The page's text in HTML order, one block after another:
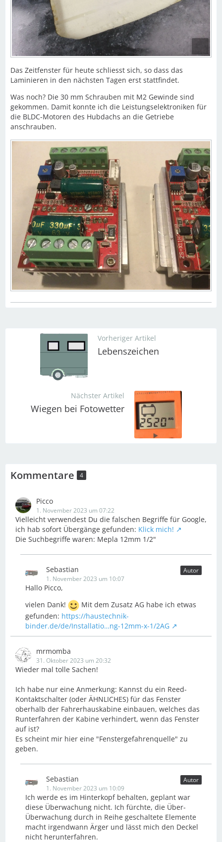
Das Zeitfenster für heute schliesst sich, so dass das
Laminieren in den nächsten Tagen erst stattfindet.
Was noch? Die 30 mm Schrauben mit M2 Gewinde sind
gekommen. Damit konnte ich die Leistungselektroniken für
die BLDC-Motoren des Hubdachs an die Getriebe
anschrauben.
Vorheriger Artikel
Lebenszeichen
Nächster Artikel
Wiegen bei Fotowetter
Kommentare 4
Picco
1. November 2023 um 07:22
Vielleicht verwendest Du die falschen Begriffe für Google,
ich hab sofort Übergänge gefunden: Klick mich!
Die Suchbegriffe waren: Mepla 12mm 1/2"
Sebastian
1. November 2023 um 10:07
Autor
Hallo Picco,
vielen Dank!
Mit dem Zusatz AG habe ich etwas
gefunden: https://haustechnik-
binder.de/de/Installatio…ng-12mm-x-1/2AG
mrmomba
31. Oktober 2023 um 20:32
Wieder mal tolle Sachen!
Ich habe nur eine Anmerkung: Kannst du ein Reed-
Kontaktschalter (oder ÄHNLICHES) für das Fenster
oberhalb der Fahrerhauskabine einbauen, welches das
Runterfahren der Kabine verhindert, wenn das Fenster
auf ist?
Es scheint mir hier eine "Fenstergefahrenquelle" zu
geben.
Sebastian
1. November 2023 um 10:09
Autor
Ich werde es im Hinterkopf behalten, geplant war
diese Überwachung nicht. Ich fürchte, die Über-
Überwachung durch in Reihe geschaltete Elemente
macht irgendwann Ärger und lässt mich den Deckel
nicht herunterfahren.